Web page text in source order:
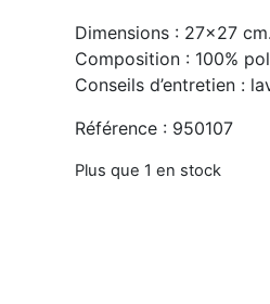
Dimensions : 27×27 cm.
Composition : 100%
Conseils d’entretien :
Référence : 950107
Plus que 1 en stock